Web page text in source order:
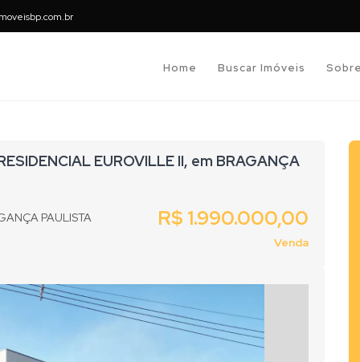
Home Buscar Imóveis Sobre
EUROVILLE II, em BRAGANÇA
PAULISTA
R$ 1.990.000,00
Venda